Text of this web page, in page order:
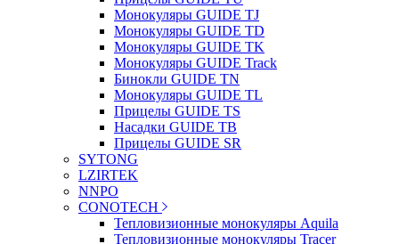
Монокуляры GUIDE TJ
Монокуляры GUIDE TD
Монокуляры GUIDE TK
Монокуляры GUIDE Track
Бинокли GUIDE TN
Монокуляры GUIDE TL
Прицелы GUIDE TS
Насадки GUIDE TB
Прицелы GUIDE SR
SYTONG
LZIRTEK
NNPO
CONOTECH
Тепловизионные монокуляры Aquila
Тепловизионные монокуляры Tracer